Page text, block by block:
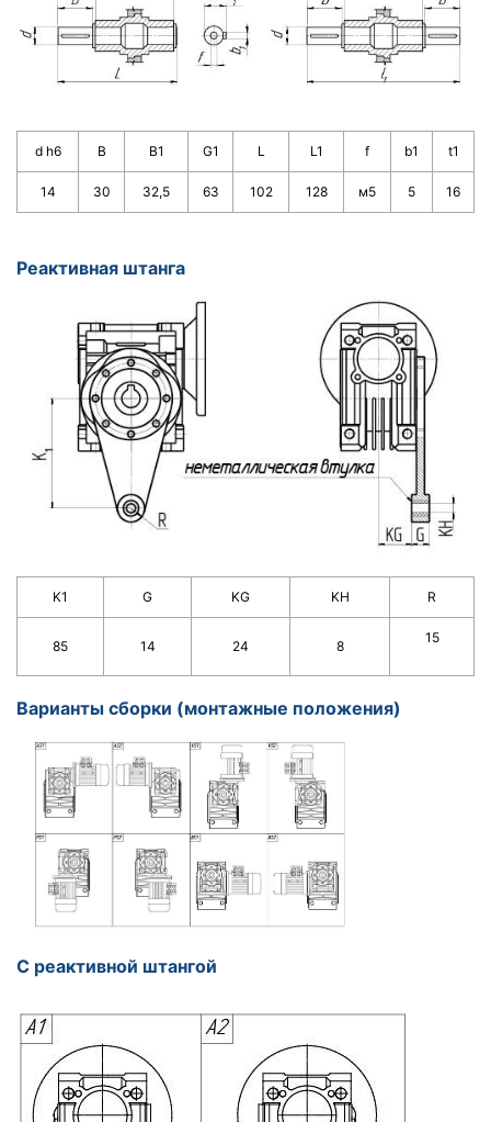
d h6 B B1 G1 L L1 f b1 t1
14 30 32,5 63 102 128 м5 5 16
Реактивная штанга
K1 G KG KH R
85 14 24 8
15
Варианты сборки (монтажные положения)
С реактивной штангой